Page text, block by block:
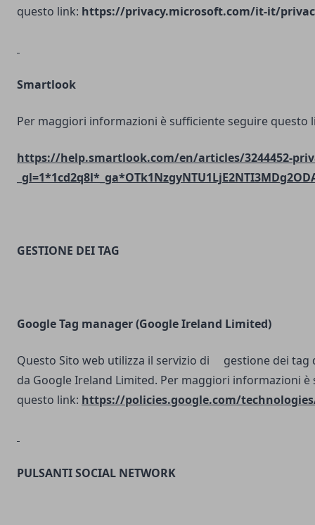
questo link: https://privacy.microsoft.com/it-it/
Smartlook
Per maggiori informazioni è sufficiente seguire questo
https://help.smartlook.com/en/articles/3244452-
GESTIONE DEI TAG
Google Tag manager (Google Ireland Limited)
Questo Sito web utilizza il servizio di gestione dei tag
da Google Ireland Limited. Per maggiori informazioni
questo link: https://policies.google.com/
PULSANTI SOCIAL NETWORK